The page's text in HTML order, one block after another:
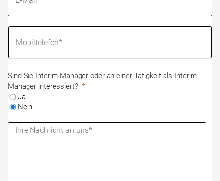
Sind Sie Interim Manager oder an einer Tätigkeit als Interim
Manager interessiert?
Ja
Nein